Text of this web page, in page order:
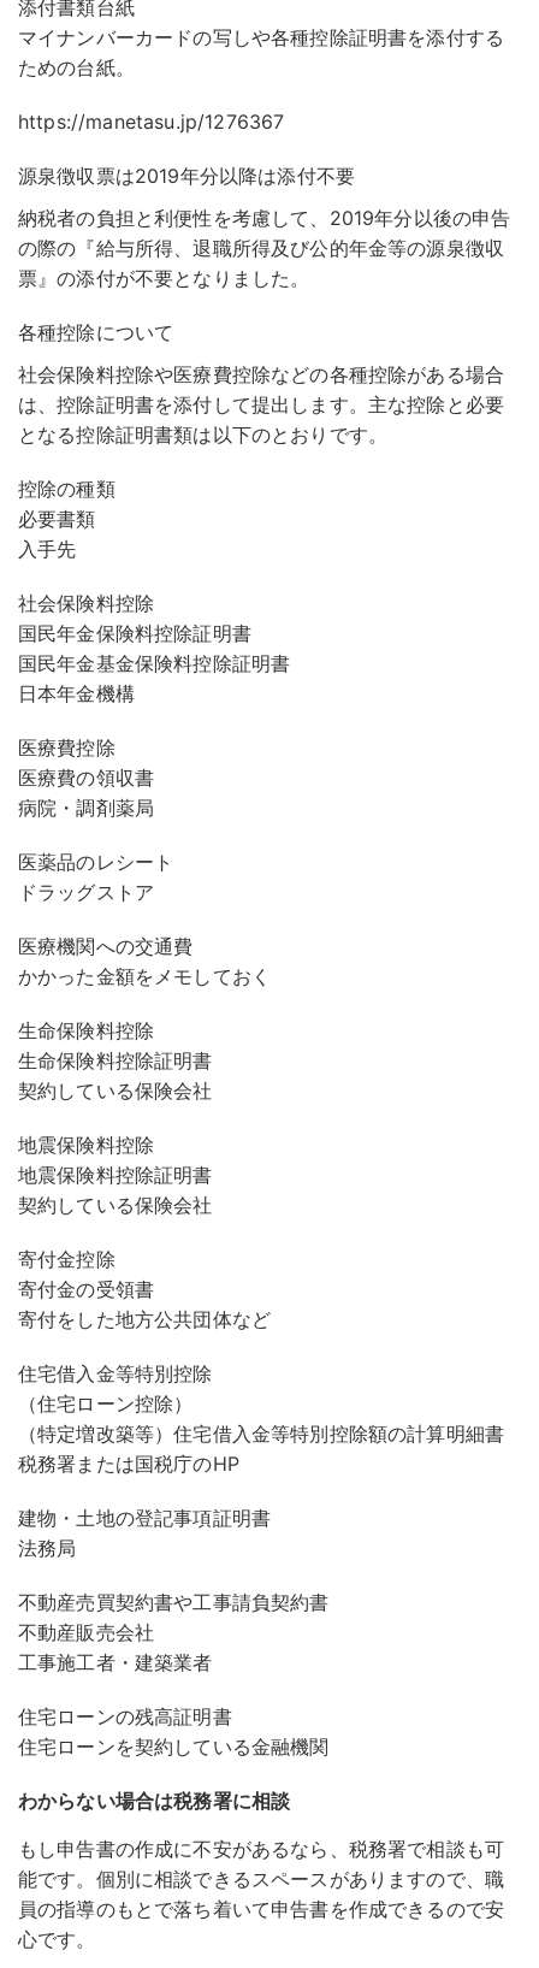
添付書類台紙
マイナンバーカードの写しや各種控除証明書を添付する
ための台紙。
https://manetasu.jp/1276367
源泉徴収票は2019年分以降は添付不要
納税者の負担と利便性を考慮して、2019年分以後の申告
の際の『給与所得、退職所得及び公的年金等の源泉徴収
票』の添付が不要となりました。
各種控除について
社会保険料控除や医療費控除などの各種控除がある場合
は、控除証明書を添付して提出します。主な控除と必要
となる控除証明書類は以下のとおりです。
控除の種類
必要書類
入手先
社会保険料控除
国民年金保険料控除証明書
国民年金基金保険料控除証明書
日本年金機構
医療費控除
医療費の領収書
病院・調剤薬局
医薬品のレシート
ドラッグストア
医療機関への交通費
かかった金額をメモしておく
生命保険料控除
生命保険料控除証明書
契約している保険会社
地震保険料控除
地震保険料控除証明書
契約している保険会社
寄付金控除
寄付金の受領書
寄付をした地方公共団体など
住宅借入金等特別控除
（住宅ローン控除）
（特定増改築等）住宅借入金等特別控除額の計算明細書
税務署または国税庁のHP
建物・土地の登記事項証明書
法務局
不動産売買契約書や工事請負契約書
不動産販売会社
工事施工者・建築業者
住宅ローンの残高証明書
住宅ローンを契約している金融機関
わからない場合は税務署に相談
もし申告書の作成に不安があるなら、税務署で相談も可
能です。個別に相談できるスペースがありますので、職
員の指導のもとで落ち着いて申告書を作成できるので安
心です。